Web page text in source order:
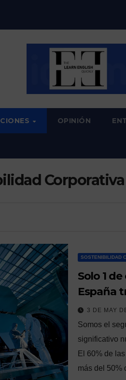
OPINIÓN
Corporativa
SOSTENIBILIDAD
Solo 1
España
3 DE MAY
Somos el
significativo
El 60% de
más del 50%